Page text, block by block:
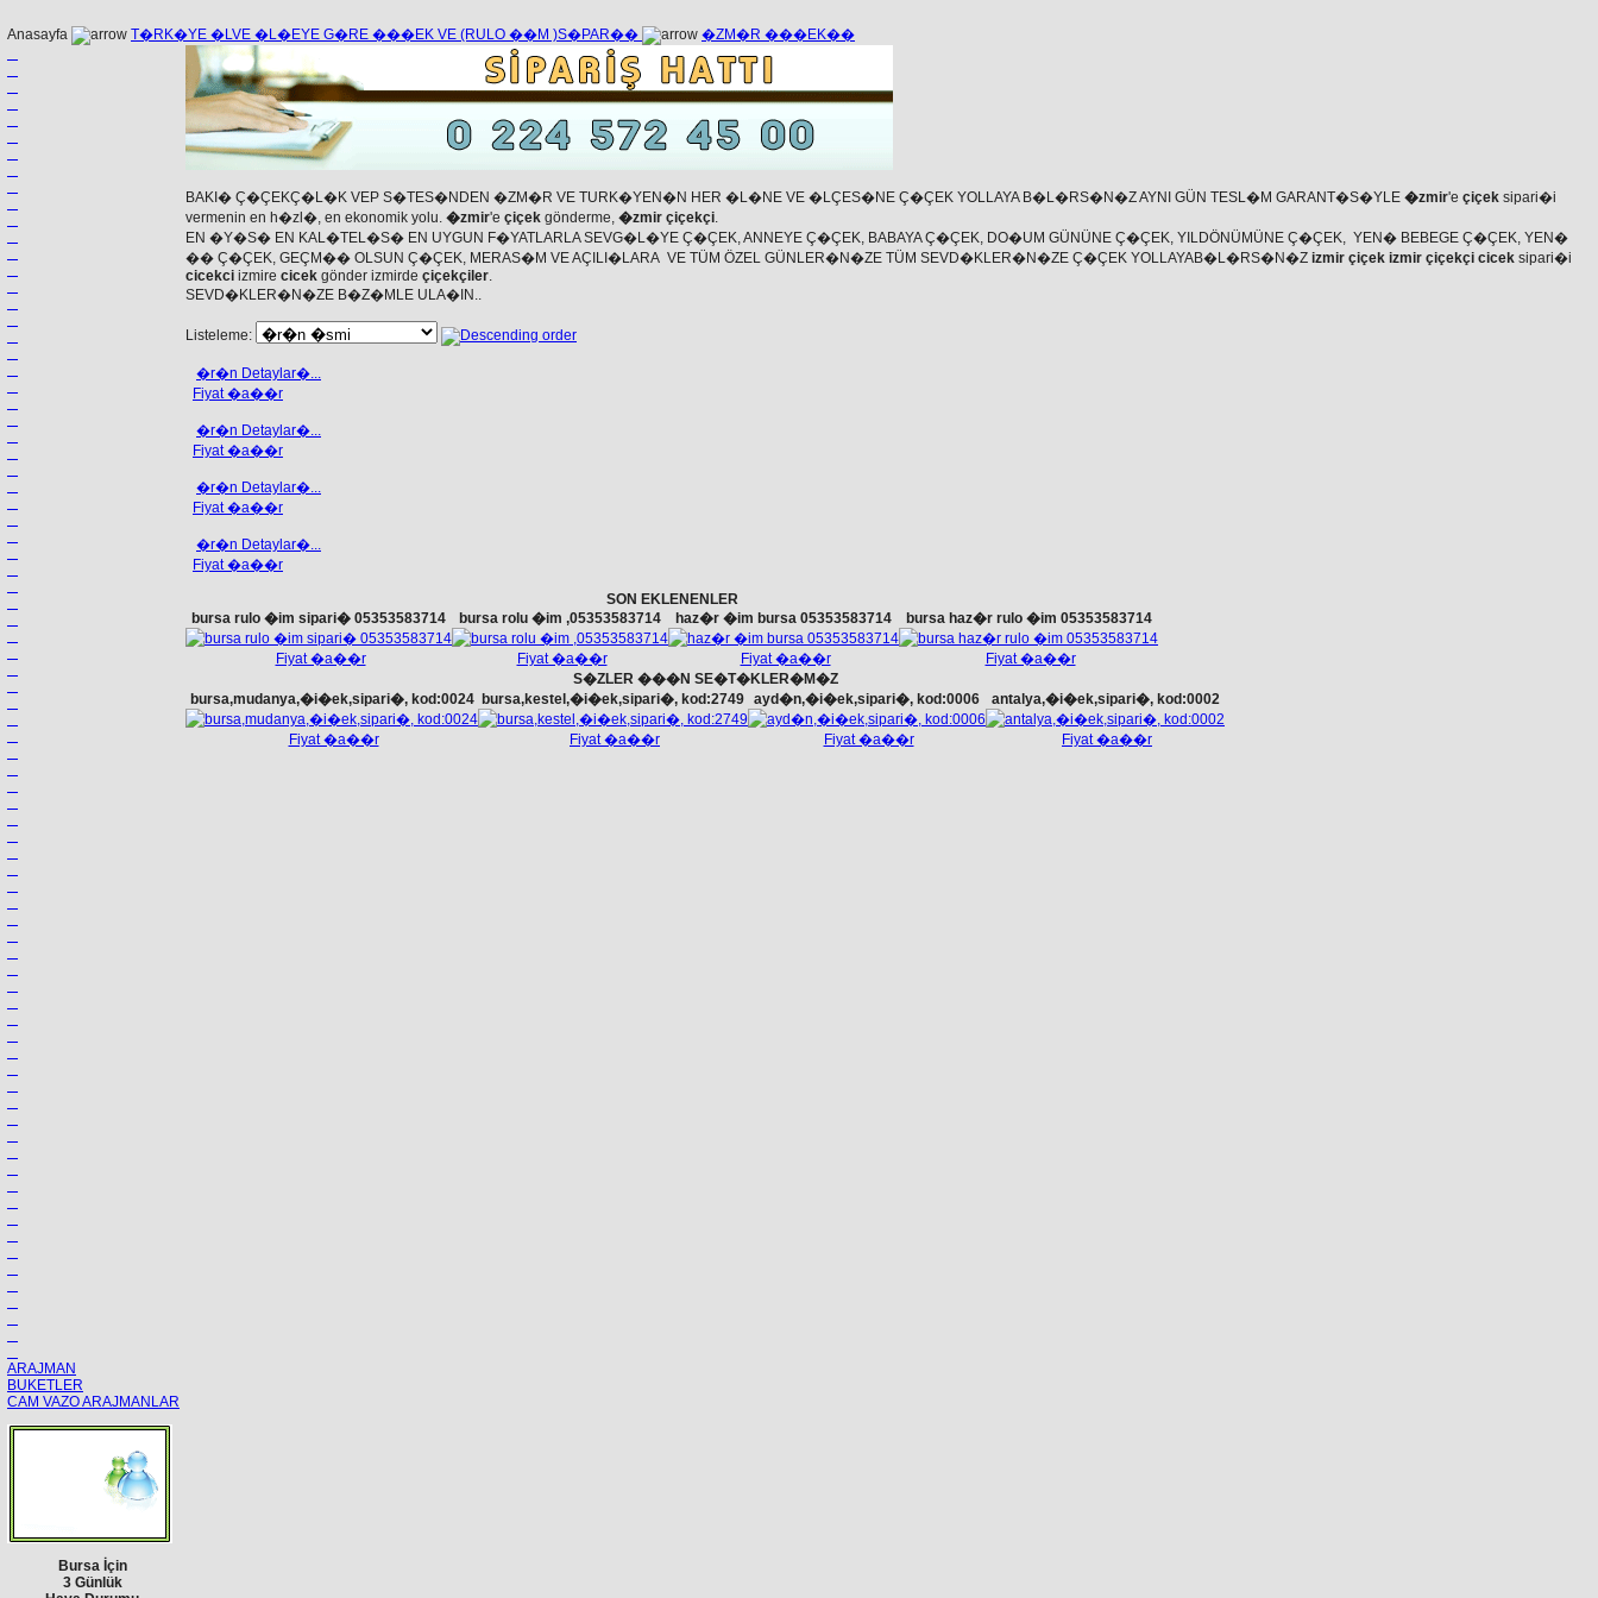
Anasayfa T�RK�YE �LVE �L�EYE G�RE ���EK VE (RULO ��M )S�PAR�� �ZM�R ���EK��
ARAJMAN
BUKETLER
CAM VAZO ARAJMANLAR
Bursa İçin
3 Günlük
BAKI� Ç�ÇEKÇ�L�K VEP S�TES�NDEN �ZM�R VE TURK�YEN�N HER �L�NE VE �LÇES�NE Ç�ÇEK YOLLAYA B�L�RS�N�Z AYNI GÜN TESL�M GARANT�S�YLE �zmir'e çiçek sipari�i
vermenin en h�zl�, en ekonomik yolu. �zmir'e çiçek gönderme, �zmir çiçekçi.
EN �Y�S� EN KAL�TEL�S� EN UYGUN F�YATLARLA SEVG�L�YE Ç�ÇEK, ANNEYE Ç�ÇEK, BABAYA Ç�ÇEK, DO�UM GÜNÜNE Ç�ÇEK, YILDÖNÜMÜNE Ç�ÇEK, YEN� BEBEGE Ç�ÇEK, YEN�
�� Ç�ÇEK, GEÇM�� OLSUN Ç�ÇEK, MERAS�M VE AÇILI�LARA VE TÜM ÖZEL GÜNLER�N�ZE TÜM SEVD�KLER�N�ZE Ç�ÇEK YOLLAYAB�L�RS�N�Z izmir çiçek izmir çiçekçi cicek sipari�i
cicekci izmire cicek gönder izmirde çiçekçiler.
SEVD�KLER�N�ZE B�Z�MLE ULA�IN..
Listeleme:
�r�n Detaylar�...
Fiyat �a��r
�r�n Detaylar�...
Fiyat �a��r
�r�n Detaylar�...
Fiyat �a��r
�r�n Detaylar�...
Fiyat �a��r
SON EKLENENLER
bursa rulo �im sipari� 05353583714
Fiyat �a��r
bursa rolu �im ,05353583714
Fiyat �a��r
haz�r �im bursa 05353583714
Fiyat �a��r
bursa haz�r rulo �im 05353583714
Fiyat �a��r
S�ZLER ���N SE�T�KLER�M�Z
bursa,mudanya,�i�ek,sipari�, kod:0024
Fiyat �a��r
bursa,kestel,�i�ek,sipari�, kod:2749
Fiyat �a��r
ayd�n,�i�ek,sipari�, kod:0006
Fiyat �a��r
antalya,�i�ek,sipari�, kod:0002
Fiyat �a��r